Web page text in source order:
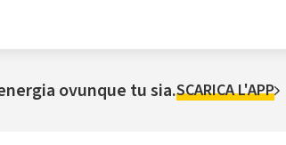
ovunque tu sia.SCARICA L'APP